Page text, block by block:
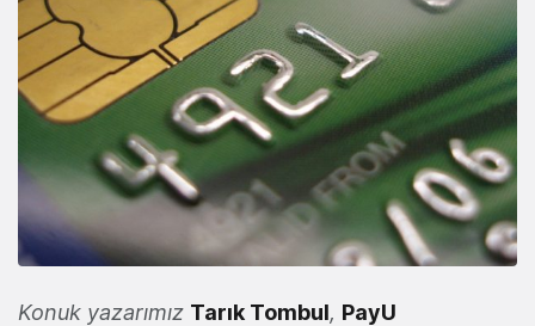
Konuk yazarımız Tarık Tombul, PayU